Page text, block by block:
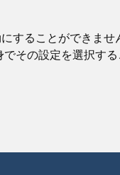
することができませ
その設定を選択する